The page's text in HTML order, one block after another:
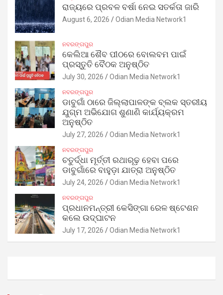
ରାଜ୍ୟରେ ପ୍ରବଳ ବର୍ଷା ନେଇ ସତର୍କତା ଜାରି
August 6, 2026 Odian Media Network1
ନବରଙ୍ଗପୁର
କେଲିଆ ଶୈବ ପୀଠରେ ବୋଲବମ ପାଇଁ
ପ୍ରସ୍ତୁତି ବୈଠକ ଅନୁଷ୍ଠିତ
July 30, 2026 Odian Media Network1
ନବରଙ୍ଗପୁର
ଡାବୁଗାଁ ଠାରେ ଜିଲ୍ଲାପାଳଙ୍କ ବ୍ଲକ ସ୍ତରୀୟ
ଯୁଗ୍ମ ଅଭିଯୋଗ ଶୁଣାଣି କାର୍ଯ୍ୟକ୍ରମ
ଅନୁଷ୍ଠିତ
July 27, 2026 Odian Media Network1
ନବରଙ୍ଗପୁର
ଚତୁର୍ଦ୍ଧା ମୂର୍ତ୍ତୀ ରଥାରୂଢ଼ ହେବା ପରେ
ଡାବୁଗାଁରେ ବାହୁଡ଼ା ଯାତ୍ରା ଅନୁଷ୍ଠିତ
July 24, 2026 Odian Media Network1
ନବରଙ୍ଗପୁର
ପ୍ରଧାନମନ୍ତ୍ରୀ କେସିଙ୍ଗା ରେଳ ଷ୍ଟେଶନ
କଲେ ଉଦ୍‌ଘାଟନ
July 17, 2026 Odian Media Network1